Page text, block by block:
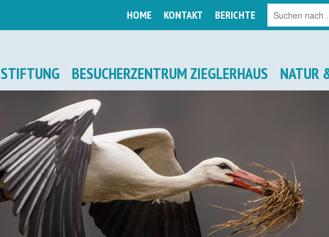
HOME KONTAKT BERICHTE
STIFTUNG BESUCHERZENTRUM ZIEGLERHAUS NATUR